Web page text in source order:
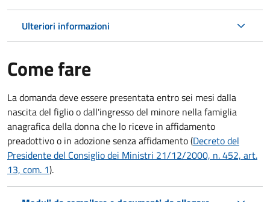
Ulteriori informazioni
Come fare
La domanda deve essere presentataentro sei mesi dalla
nascita del figlio o dall'ingresso del minore nella famiglia
anagrafica della donna che lo riceve in affidamento
preadottivo o in adozione senza affidamento (Decreto del
Presidente del Consiglio dei Ministri 21/12/2000, n. 452, art.
13, com. 1).